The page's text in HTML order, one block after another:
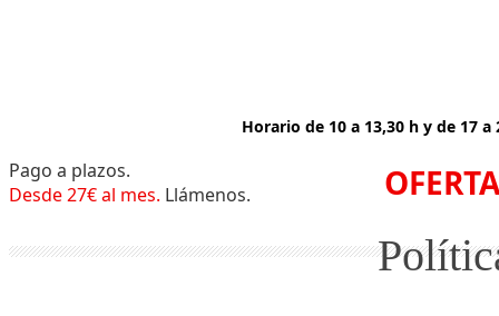
Horario de 10 a 13,30 h y de 17
Pago a plazos.
Desde 27€ al mes. Llámenos.